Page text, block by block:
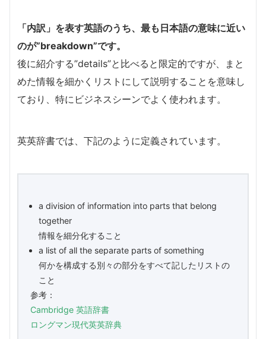
「内訳」を表す英語のうち、最も日本語の意味に近い
のが”breakdown”です。
後に紹介する”details”と比べると限定的ですが、まと
めた情報を細かくリストにして説明することを意味し
ており、特にビジネスシーンでよく使われます。
英英辞書では、下記のように定義されています。
a division of information into parts that belong
together
情報を細分化すること
a list of all the separate parts of something
何かを構成する別々の部分をすべて記したリストの
こと
参考：
Cambridge 英語辞書
ロングマン現代英英辞典